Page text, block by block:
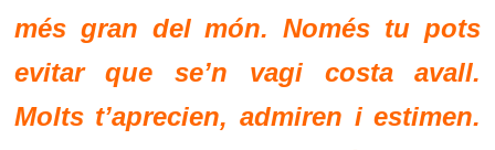
més gran del món. Només tu pots
evitar que se’n vagi costa avall.
Molts t’aprecien, admiren i estimen.